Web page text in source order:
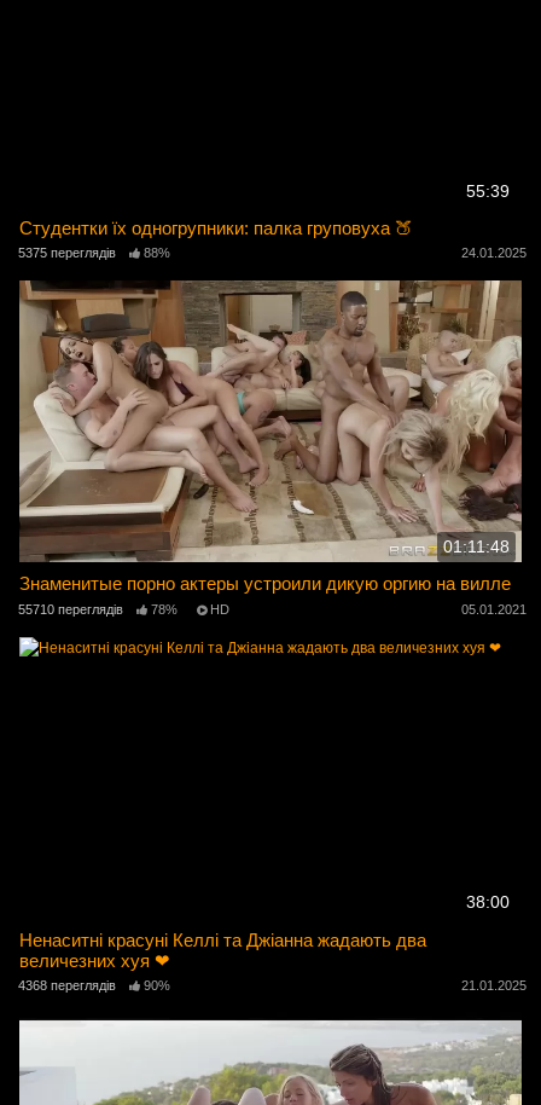
55:39
Студентки їх одногрупники: палка груповуха 🍑
5375 переглядів 88% 24.01.2025
01:11:48
Знаменитые порно актеры устроили дикую оргию на вилле
55710 переглядів 78% HD 05.01.2021
38:00
Ненаситні красуні Келлі та Джіанна жадають два
величезних хуя ❤
4368 переглядів 90% 21.01.2025